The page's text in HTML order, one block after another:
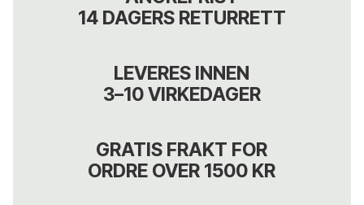
14 DAGERS RETURRETT
LEVERES INNEN
3–10 VIRKEDAGER
GRATIS FRAKT FOR
ORDRE OVER 1500 KR